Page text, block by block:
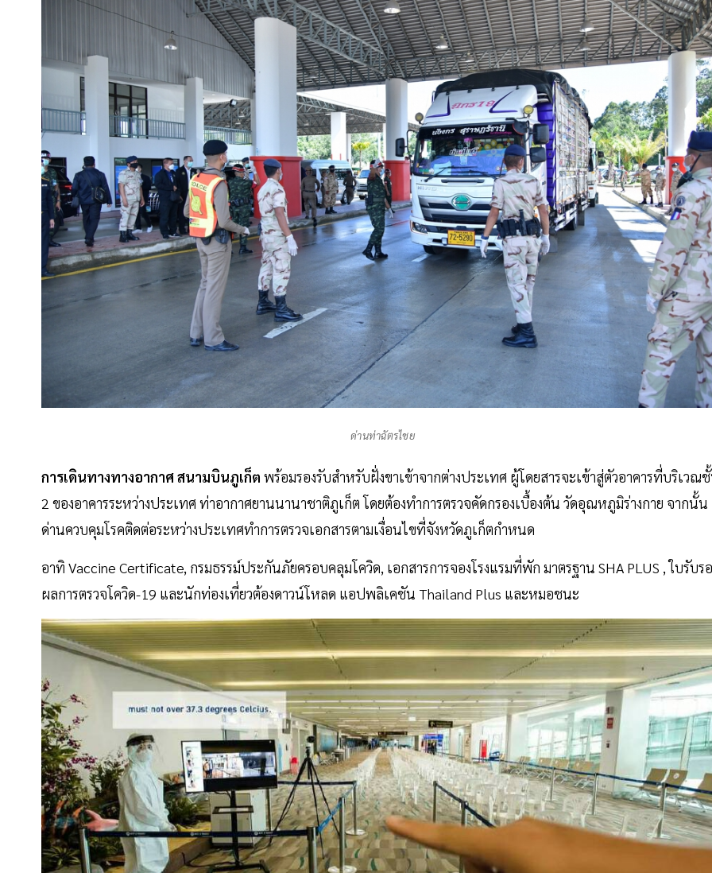
ด่านท่าฉัตรไชย
การเดินทางทางอากาศ สนามบินภูเก็ต พร้อมรองรับสำหรับฝั่งขาเข้าจากต่างประเทศ ผู้โดยสารจะเข้าสู่ตัวอาคารที่บริเวณ
2 ของอาคารระหว่างประเทศ ท่าอากาศยานนานาชาติภูเก็ต โดยต้องทำการตรวจคัดกรองเบื้องต้น วัดอุณหภูมิร่างกาย จากนั้น
ด่านควบคุมโรคติดต่อระหว่างประเทศทำการตรวจเอกสารตามเงื่อนไขที่จังหวัดภูเก็ตกำหนด
อาทิ Vaccine Certificate, กรมธรรม์ประกันภัยครอบคลุมโควิด, เอกสารการจองโรงแรมที่พัก มาตรฐาน SHA PLUS , ใบรับร
ผลการตรวจโควิด-19 และนักท่องเที่ยวต้องดาวน์โหลด แอปพลิเคชัน Thailand Plus และหมอชนะ